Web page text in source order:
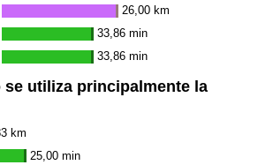
26,00 km
33,86 min
33,86 min
se utiliza principalmente la
km
25,00 min
País